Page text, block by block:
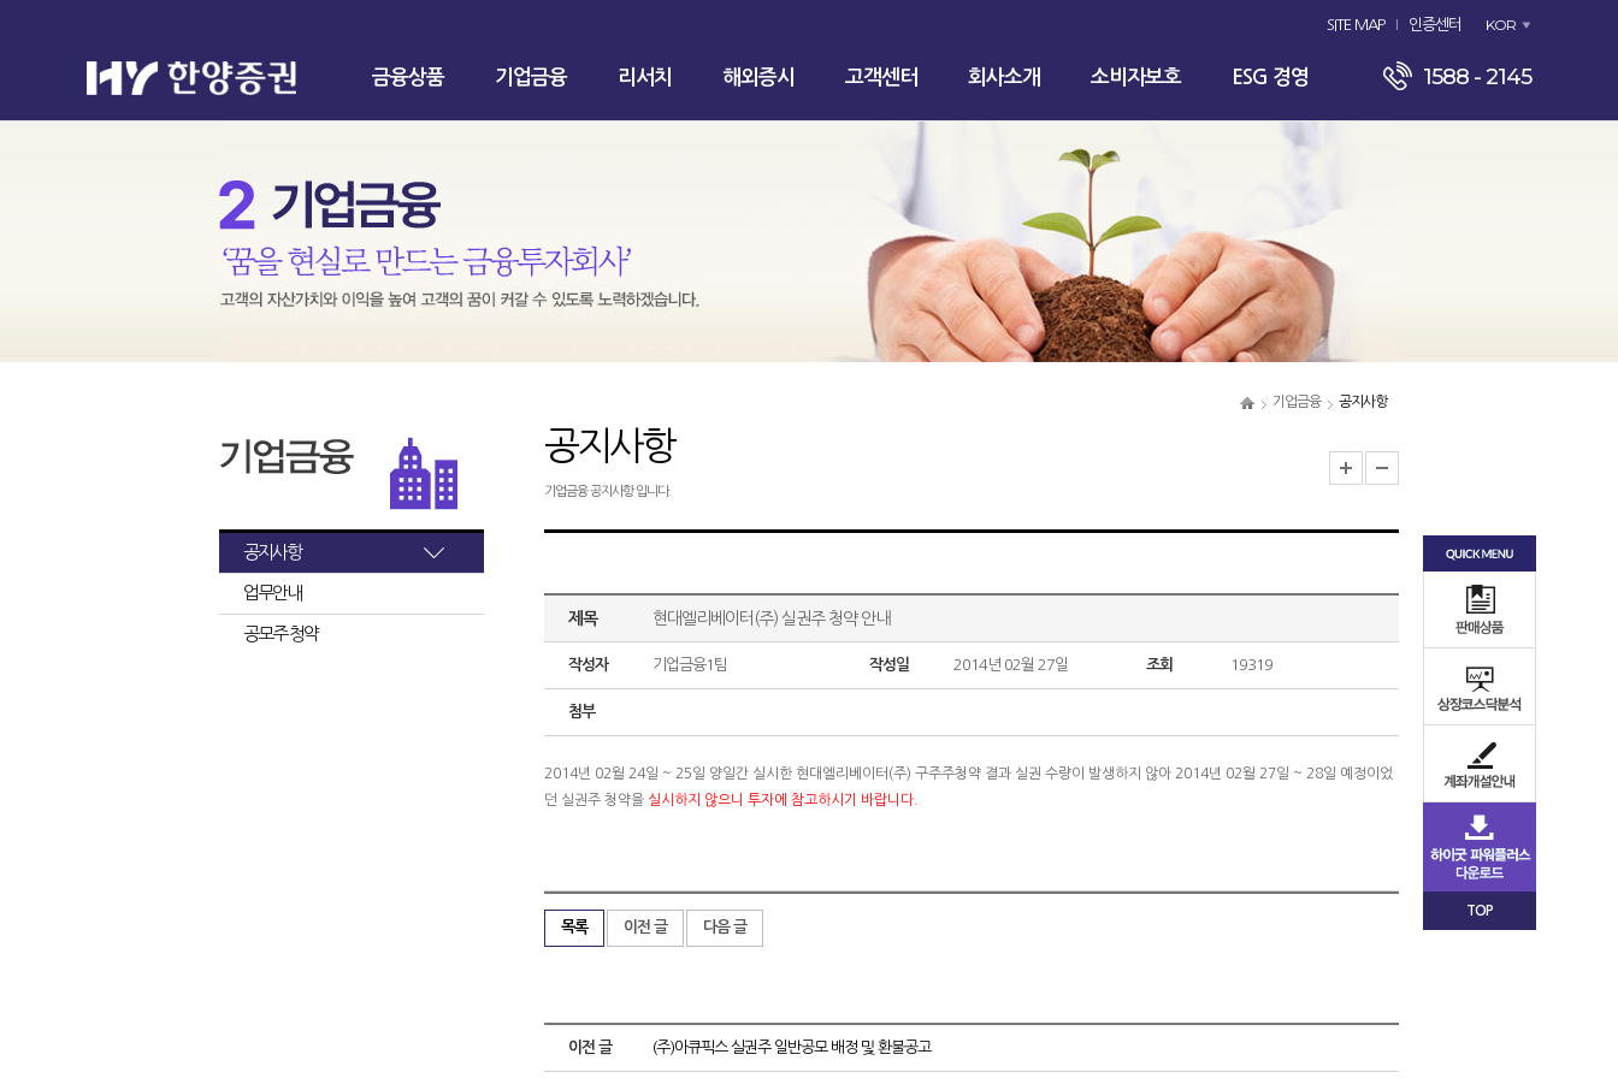
SITE MAP 인증센터 KOR
금융상품 기업금융 리서치 해외증시 고객센터 회사소개 소비자보호 ESG 경영 1588 - 2145
기업금융 공지사항
공지사항
업무안내
공모주 청약
공지사항
기업금융 공지사항 입니다.
제목 현대엘리베이터(주) 실권주 청약 안내
작성자 기업금융1팀 작성일 2014년 02월 27일 조회 19319
첨부
2014년 02월 24일 ~ 25일 양일간 실시한 현대엘리베이터(주) 구주주청약 결과 실권 수량이 발생하지 않아 2014년 02월 27일 ~ 28일 예정이었
던 실권주 청약을 실시하지 않으니 투자에 참고하시기 바랍니다.
목록 이전 글 다음 글
이전 글 (주)아큐픽스 실권주 일반공모 배정 및 환불공고
TOP